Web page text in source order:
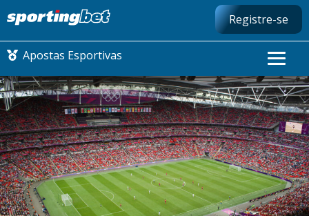
Registre-se
Apostas Esportivas
CONMEBOL LIBERTADORES
FUTEBOL NACIONAL
FUTEBOL INTERNACIONAL